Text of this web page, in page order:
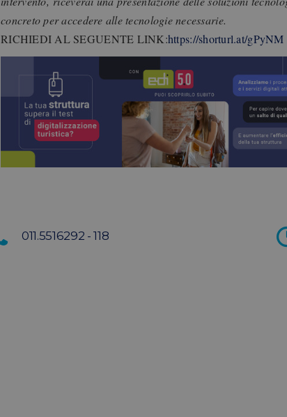
concreto per accedere alle tecnologie necessarie.
RICHIEDI AL SEGUENTE LINK:https://shorturl.at/gPyNM
011.5516292 - 118